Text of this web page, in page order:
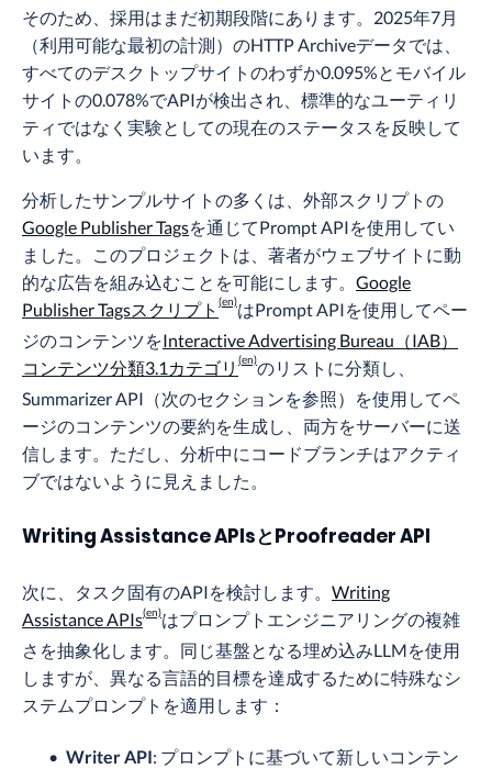
そのため、採用はまだ初期段階にあります。2025年7月
（利用可能な最初の計測）のHTTP Archiveデータでは、
すべてのデスクトップサイトのわずか0.095%とモバイル
サイトの0.078%でAPIが検出され、標準的なユーティリ
ティではなく実験としての現在のステータスを反映して
います。
分析したサンプルサイトの多くは、外部スクリプトの
Google Publisher Tagsを通じてPrompt APIを使用してい
ました。このプロジェクトは、著者がウェブサイトに動
的な広告を組み込むことを可能にします。 Google
Publisher Tagsスクリプト
はPrompt APIを使用してペー
ジのコンテンツをInteractive Advertising Bureau（IAB）
コンテンツ分類3.1カテゴリ
のリストに分類し、
Summarizer API（次のセクションを参照）を使用してペ
ージのコンテンツの要約を生成し、両方をサーバーに送
信します。ただし、分析中にコードブランチはアクティ
ブではないように見えました。
Writing Assistance APIsとProofreader API
次に、タスク固有のAPIを検討します。 Writing
Assistance APIs
はプロンプトエンジニアリングの複雑
さを抽象化します。同じ基盤となる埋め込みLLMを使用
しますが、異なる言語的目標を達成するために特殊なシ
ステムプロンプトを適用します：
Writer API: プロンプトに基づいて新しいコンテン